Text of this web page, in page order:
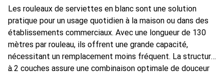
Les rouleaux de serviettes en blanc sont une solution
pratique pour un usage quotidien à la maison ou dans des
établissements commerciaux. Avec une longueur de 130
mètres par rouleau, ils offrent une grande capacité,
nécessitant un remplacement moins fréquent. La structure
à 2 couches assure une combinaison optimale de douceur